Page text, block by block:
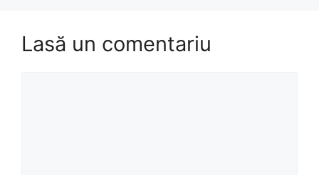
Lasă un comentariu